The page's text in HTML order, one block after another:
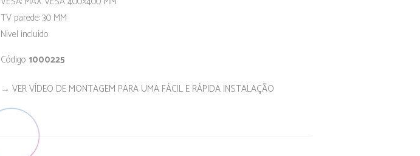
TV parede: 30 MM
Nível incluído
Código1000225
→ VER VÍDEO DE MONTAGEM PARA UMA FÁCIL E RÁPIDA INSTALAÇÃO